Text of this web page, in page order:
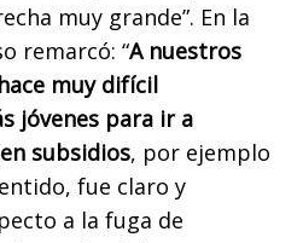
muy grande”. En la
remarcó: “A nuestros
muy difícil
jóvenes para ir a
subsidios, por ejemplo
fue claro y
a la fuga de